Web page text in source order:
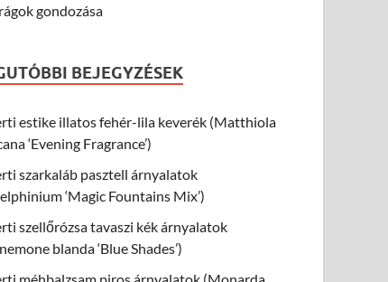
gondozása
BEJEGYZÉSEK
estike illatos fehér-lila keverék (Matthiola
‘Evening Fragrance’)
szarkaláb pasztell árnyalatok
‘Magic Fountains Mix’)
szellőrózsa tavaszi kék árnyalatok
blanda ‘Blue Shades’)